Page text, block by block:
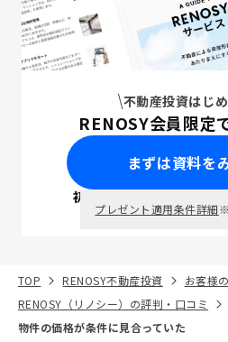
不動産投資はじ
RENOSY会員限定
まずは資料を
初回面談で ポイ
プレゼント適用条件詳細
TOP RENOSY不動産投資
お客様
RENOSY（リノシー）の評判・口コミ
物件の価格が条件に見合っていた